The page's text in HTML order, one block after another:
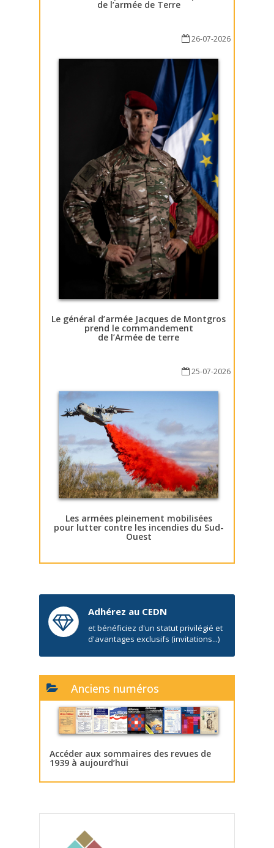
de l’armée de Terre
26-07-2026
Le général d’armée Jacques de Montgros
prend le commandement
de l’Armée de terre
25-07-2026
Les armées pleinement mobilisées
pour lutter contre les incendies du Sud-
Ouest
Adhérez au CEDN
et bénéficiez d'un statut privilégié et
d'avantages exclusifs (invitations...)
Anciens numéros
Accéder aux sommaires des revues de
1939 à aujourd’hui